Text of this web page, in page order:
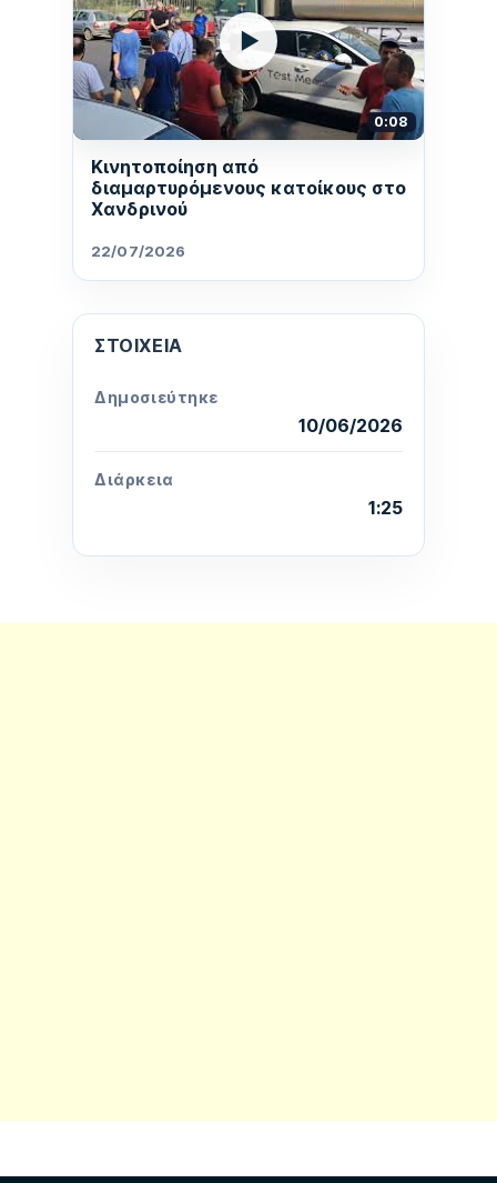
▶
0:08
Κινητοποίηση από
διαμαρτυρόμενους κατοίκους στο
Χανδρινού
22/07/2026
ΣΤΟΙΧΕΊΑ
Δημοσιεύτηκε
10/06/2026
Διάρκεια
1:25